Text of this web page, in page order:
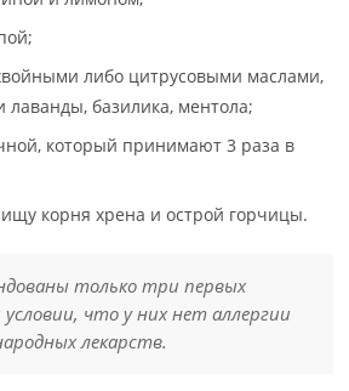
либо цитрусовыми маслами,
лаванды, базилика, ментола;
который принимают 3 раза в
корня хрена и острой горчицы.
только три первых
что у них нет аллергии
лекарств.